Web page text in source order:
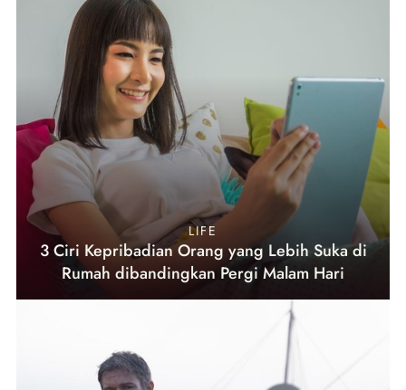
LIFE
3 Ciri Kepribadian Orang yang Lebih Suka di
Rumah dibandingkan Pergi Malam Hari